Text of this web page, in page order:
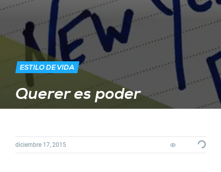
ESTILO DE VIDA
Querer es poder
diciembre 17, 2015